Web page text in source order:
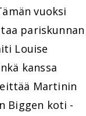
vuoksi
pariskunnan
Louise
kanssa
Martinin
Biggen koti -